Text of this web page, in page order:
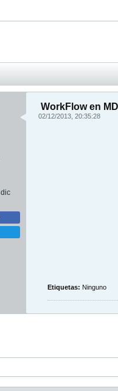
dic
WorkFlow en
02/12/2013, 20:35:28
Etiquetas: Ninguno